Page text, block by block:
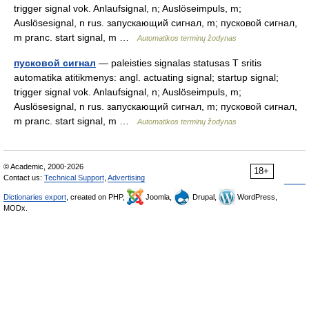
trigger signal vok. Anlaufsignal, n; Auslöseimpuls, m;
Auslösesignal, n rus. запускающий сигнал, m; пусковой сигнал,
m pranc. start signal, m …
Automatikos terminų žodynas
пусковой сигнал — paleisties signalas statusas T sritis
automatika atitikmenys: angl. actuating signal; startup signal;
trigger signal vok. Anlaufsignal, n; Auslöseimpuls, m;
Auslösesignal, n rus. запускающий сигнал, m; пусковой сигнал,
m pranc. start signal, m …
Automatikos terminų žodynas
18+
© Academic, 2000-2026
Contact us: Technical Support Advertising
Dictionaries export , created on PHP, Joomla, Drupal,
WordPress,
MODx.